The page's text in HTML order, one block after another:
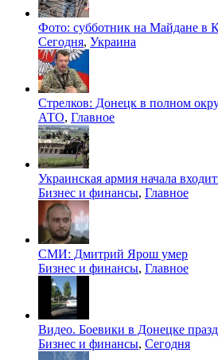
Фото: субботник на Майдане в
Сегодня, Украина
Стрелков: Донецк в полном
АТО, Главное
Украинская армия начала
Бизнес и финансы, Главное
СМИ: Дмитрий Ярош умер
Бизнес и финансы, Главное
Видео. Боевики в Донецке
Бизнес и финансы, Сегодня